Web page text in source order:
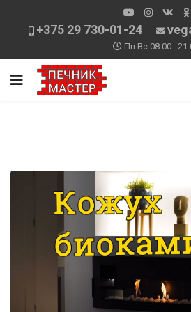
+375 29 730-01-24
Пн-Вс 08-00 -